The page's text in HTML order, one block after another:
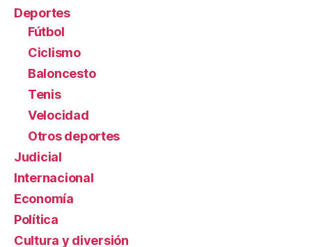
Deportes
Fútbol
Ciclismo
Baloncesto
Tenis
Velocidad
Otros deportes
Judicial
Internacional
Economía
Política
Cultura y diversión